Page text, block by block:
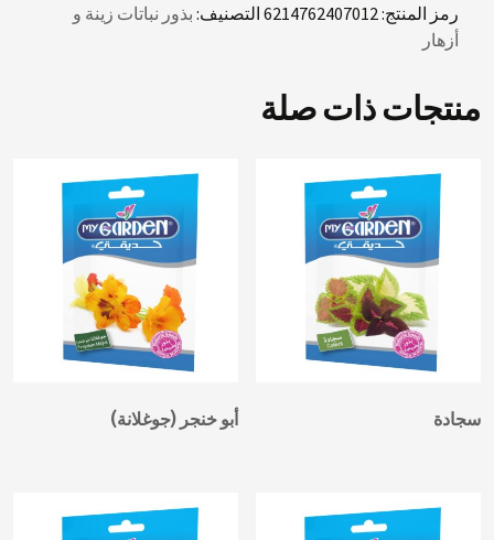
رمز المنتج:6214762407012 التصنيف: بذور نباتات زينة و
أزهار
منتجات ذات صلة
سجادة أبو خنجر (جوغلانة)